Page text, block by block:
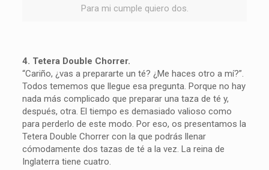
Para mi cumple quiero dos.
4. Tetera Double Chorrer.
“Cariño, ¿vas a prepararte un té? ¿Me haces otro a mí?”.
Todos tememos que llegue esa pregunta. Porque no hay
nada más complicado que preparar una taza de té y,
después, otra. El tiempo es demasiado valioso como
para perderlo de este modo. Por eso, os presentamos la
Tetera Double Chorrer con la que podrás llenar
cómodamente dos tazas de té a la vez. La reina de
Inglaterra tiene cuatro.